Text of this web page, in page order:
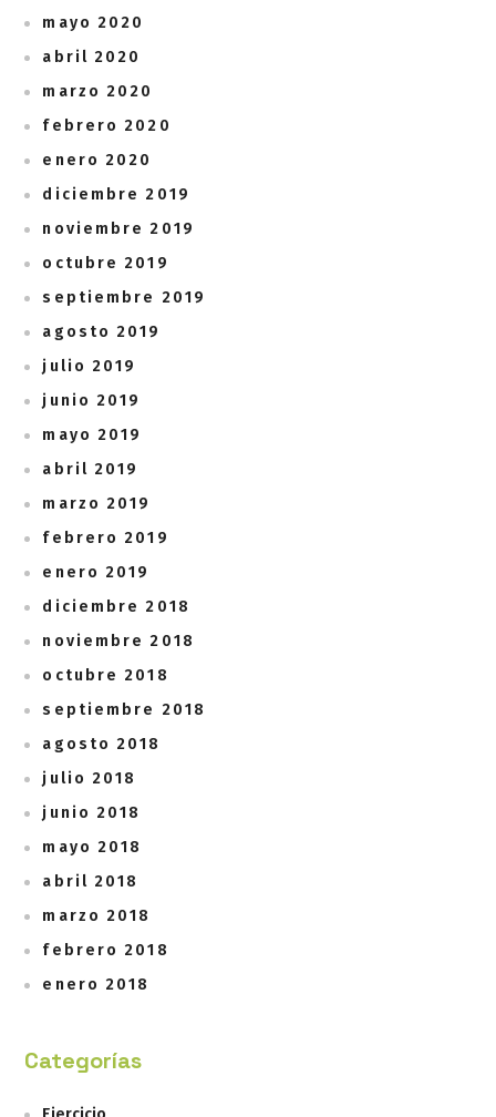
mayo 2020
abril 2020
marzo 2020
febrero 2020
enero 2020
diciembre 2019
noviembre 2019
octubre 2019
septiembre 2019
agosto 2019
julio 2019
junio 2019
mayo 2019
abril 2019
marzo 2019
febrero 2019
enero 2019
diciembre 2018
noviembre 2018
octubre 2018
septiembre 2018
agosto 2018
julio 2018
junio 2018
mayo 2018
abril 2018
marzo 2018
febrero 2018
enero 2018
Categorías